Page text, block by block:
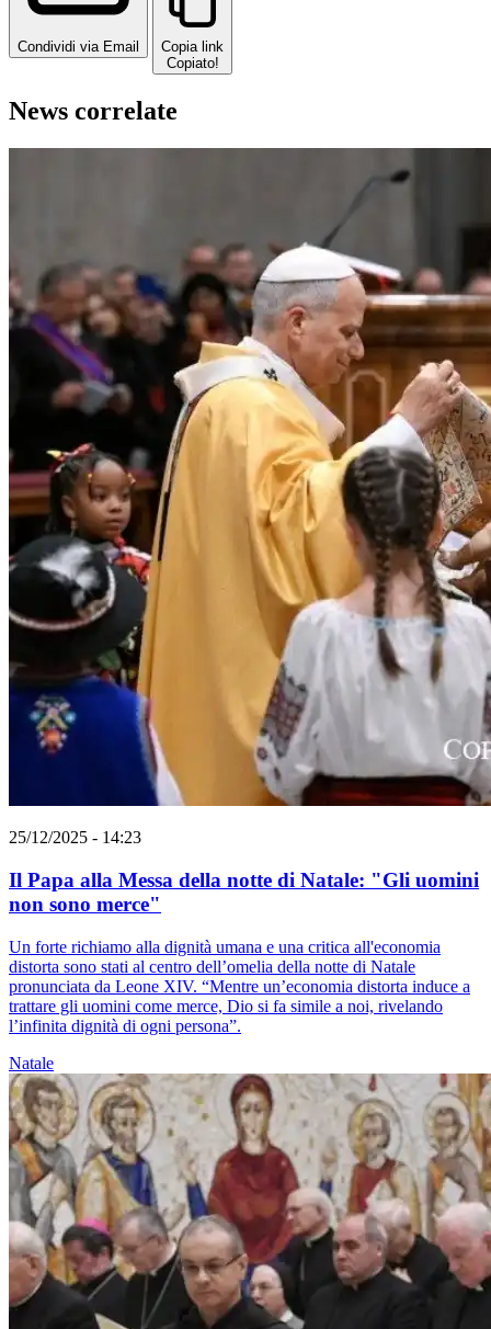
Condividi via Email
Copia link
Copiato!
News correlate
25/12/2025 - 14:23
Il Papa alla Messa della notte di Natale: "Gli uomini
non sono merce"
Un forte richiamo alla dignità umana e una critica all'economia
distorta sono stati al centro dell’omelia della notte di Natale
pronunciata da Leone XIV. “Mentre un’economia distorta induce a
trattare gli uomini come merce, Dio si fa simile a noi, rivelando
l’infinita dignità di ogni persona”.
Natale